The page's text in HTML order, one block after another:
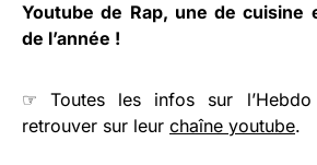
Youtube de Rap, une de cuisine
de l’année !
☞ Toutes les infos sur
retrouver sur leur chaîne youtube.